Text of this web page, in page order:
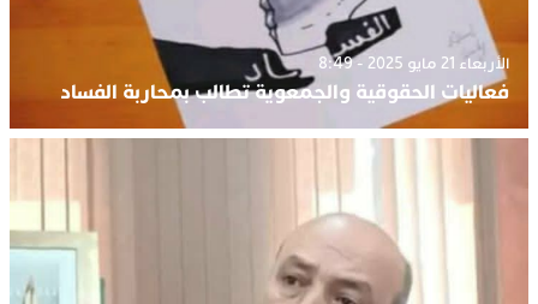
الأربعاء 21 مايو 2025 - 8:49
فعاليات الحقوقية والجمعوية تطالب بمحاربة الفساد